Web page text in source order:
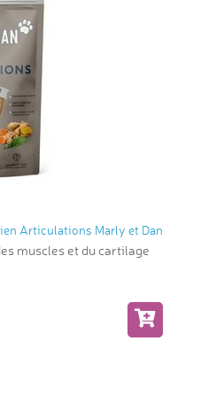
Articulations Marly et Dan
muscles et du cartilage